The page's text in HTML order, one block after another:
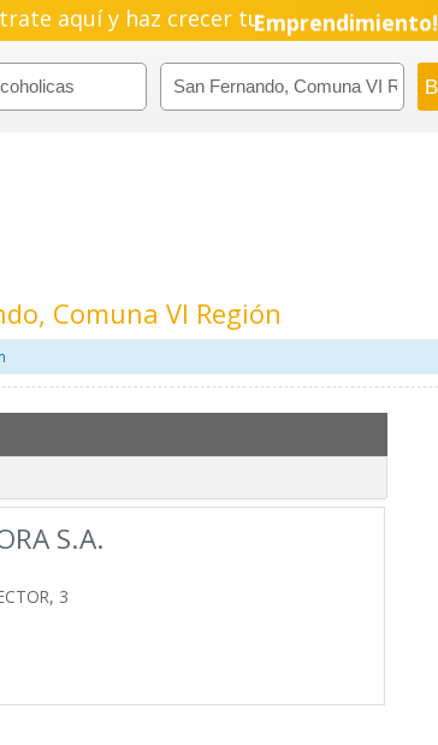
aquí y haz crecer tuEmprendimiento!
Comuna VI Región
S.A.
3